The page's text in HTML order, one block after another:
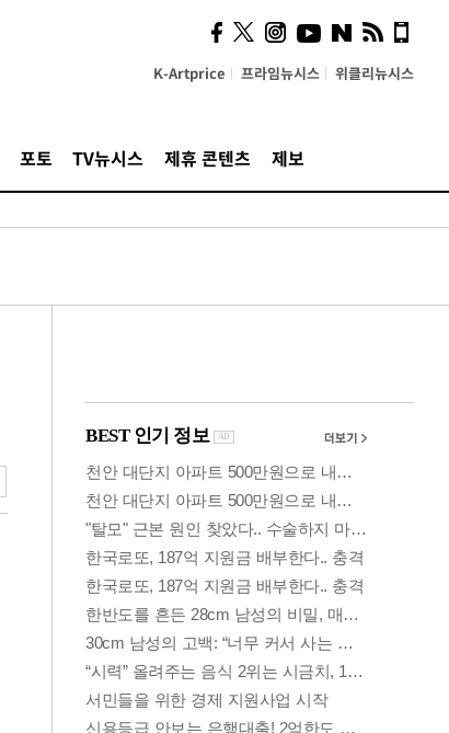
K-Artprice 프라임뉴시스 위클리뉴시스
포토 TV뉴시스 제휴 콘텐츠 제보
시, 스마트폰 액세서리에
NFC 더했다